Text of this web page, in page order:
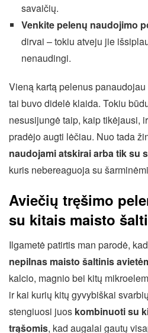
savaičių.
Venkite pelenų naudojimo
dirvai – tokiu atveju jie
nenaudingi.
Vieną kartą pelenus
tai buvo didelė klaida. Tokiu
nesusijungė taip, kaip tikėjausi,
pradėjo augti lėčiau. Nuo tada
naudojami atskirai arba tik su
kuris nebereaguoja su
Aviečių tręšimo
su kitais maisto
Ilgametė patirtis man parodė, kad
nepilnas maisto šaltinis
kalcio, magnio bei kitų
ir kai kurių kitų gyvybiškai
stengiuosi juos kombinuoti su
trąšomis, kad augalai gautų